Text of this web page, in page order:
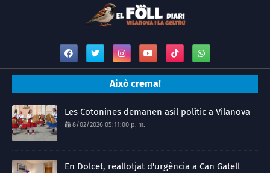
Això crema!
Les Cotonines demanen asil polític a Vilanova
8/02/2026 05:11:00 p. m.
En Dolcet, reallotjat d'urgència a Can Gatell